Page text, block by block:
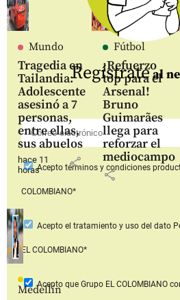
Mundo
Tragedia en
Tailandia:
Adolescente
asesinó a 7
personas,
entre ellas,
sus abuelos
hace 11
horas
share
Fútbol
¡Refuerzo
top para el
Arsenal!
Bruno
Guimarães
llega para
reforzar el
mediocampo
share
Medellín
Regístrateal
Aceptotérminos y condiciones
COLOMBIANO*
Acepto el tratamiento y uso del dato
EL COLOMBIANO*
Acepto que Grupo EL COLOMBIANO